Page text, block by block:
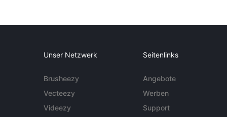
Unser Netzwerk
Brusheezy
Vecteezy
Videezy
Seitenlinks
Angebote
Werben
Support